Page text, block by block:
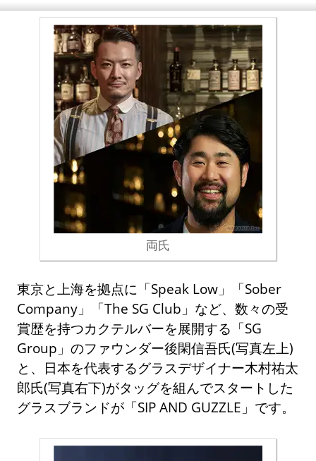
両氏
東京と上海を拠点に「Speak Low」「Sober
Company」「The SG Club」など、数々の受
賞歴を持つカクテルバーを展開する「SG
Group」のファウンダー後閑信吾氏(写真左上)
と、日本を代表するグラスデザイナー木村祐太
郎氏(写真右下)がタッグを組んでスタートした
グラスブランドが「SIP AND GUZZLE」です。